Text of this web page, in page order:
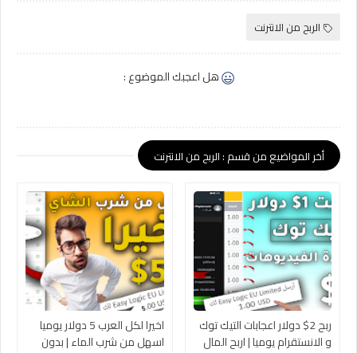
الربح من الانترنت
هل اعجبك الموضوع :
أخر المواضيع من قسم : الربح من الانترنت
ربح 2$ دولار اعجابات التيك توك
و الانستقرام يوميا | اربح المال
اخيرا لكل العرب 5 دولار يوميا
اسهل من شرب الماء | بدون